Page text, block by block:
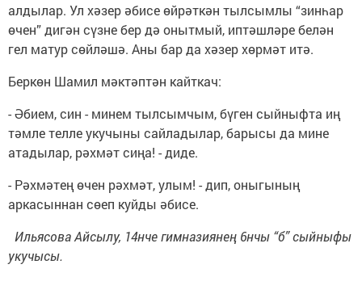
алдылар. Ул хәзер әбисе өйрәткән тылсымлы “зинһар
өчен” дигән сүзне бер дә онытмый, иптәшләре белән
гел матур сөйләшә. Аны бар да хәзер хөрмәт итә.
Беркөн Шамил мәктәптән кайткач:
- Әбием, син - минем тылсымчым, бүген сыйныфта иң
тәмле телле укучыны сайладылар, барысы да мине
атадылар, рәхмәт сиңа! - диде.
- Рәхмәтең өчен рәхмәт, улым! - дип, оныгының
аркасыннан сөеп куйды әбисе.
Ильясова Айсылу, 14нче гимназиянең 6нчы “б” сыйныфы
укучысы.